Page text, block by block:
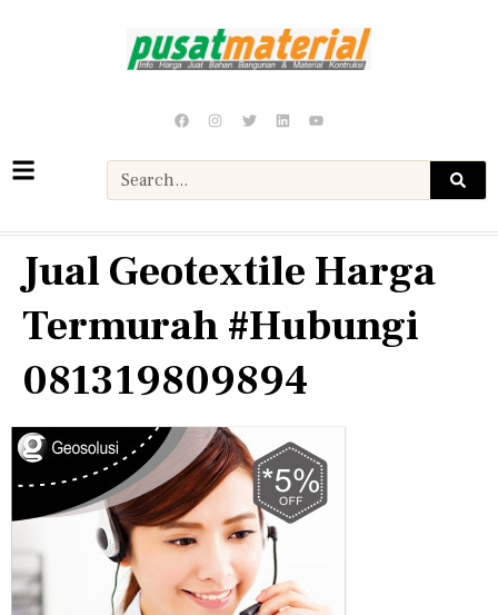
Jual Geotextile Harga
Termurah #Hubungi
081319809894